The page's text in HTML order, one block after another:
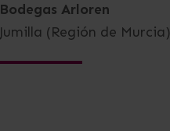
Bodegas Arloren
Jumilla (Región de Murcia)